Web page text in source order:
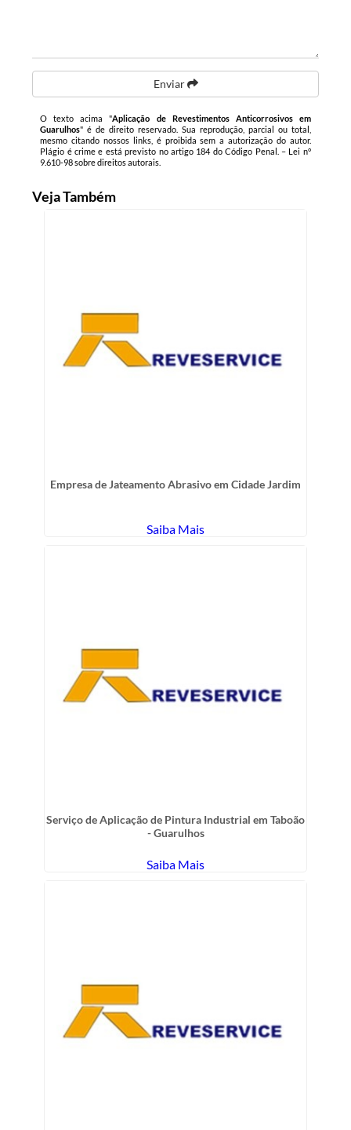
Enviar
O texto acima "Aplicação de Revestimentos Anticorrosivos em
Guarulhos" é de direito reservado. Sua reprodução, parcial ou total,
mesmo citando nossos links, é proibida sem a autorização do autor.
Plágio é crime e está previsto no artigo 184 do Código Penal. – Lei n°
9.610-98 sobre direitos autorais
Veja Também
Empresa de Jateamento Abrasivo em Cidade Jardim
Saiba Mais
Serviço de Aplicação de Pintura Industrial em Taboão
- Guarulhos
Saiba Mais